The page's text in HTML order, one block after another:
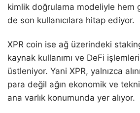
kimlik doğrulama modeliyle hem
de son kullanıcılara hitap ediyor.
XPR coin ise ağ üzerindeki
kaynak kullanımı ve DeFi
üstleniyor. Yani XPR, yalnızca
para değil ağın ekonomik ve
ana varlık konumunda yer alıyor.